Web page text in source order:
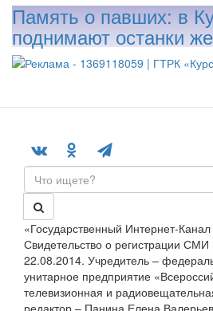
Память о павших: в
поднимают останки
«Государственный Интернет-
Свидетельство о регистрации
22.08.2014. Учредитель –
унитарное предприятие
телевизионная и
редактор – Панина Елена